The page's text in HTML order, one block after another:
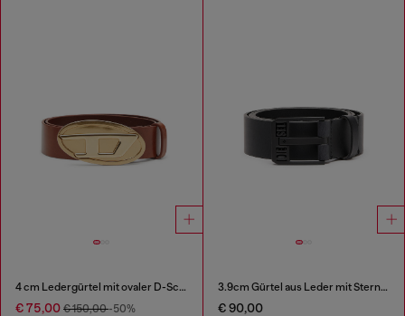
4 cm Ledergürtel mit ovaler D-Schnalle
€ 75,00 € 150,00-50%
3.9cm Gürtel aus Leder mit Sternen-Logo-Schließe
€ 90,00